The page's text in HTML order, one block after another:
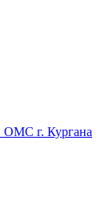
ОМС г. Кургана